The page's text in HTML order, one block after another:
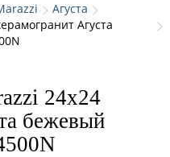
Агуста
Агуста
24x24
бежевый